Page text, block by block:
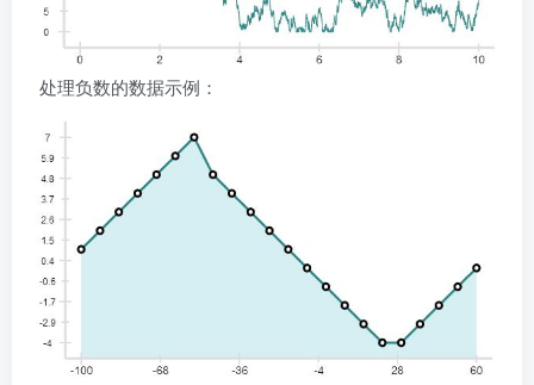
处理负数的数据示例：